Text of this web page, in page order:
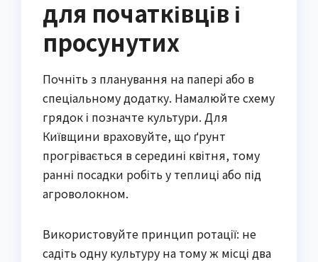
для початківців і
просунутих
Почніть з планування на папері або в
спеціальному додатку. Намалюйте схему
грядок і позначте культури. Для
Київщини враховуйте, що ґрунт
прогрівається в середині квітня, тому
ранні посадки робіть у теплиці або під
агроволокном.
Використовуйте принцип ротації: не
садіть одну культуру на тому ж місці два